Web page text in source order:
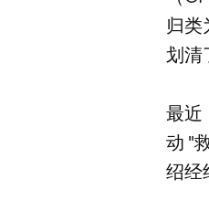
归类
划清
最近
动 "
绍经